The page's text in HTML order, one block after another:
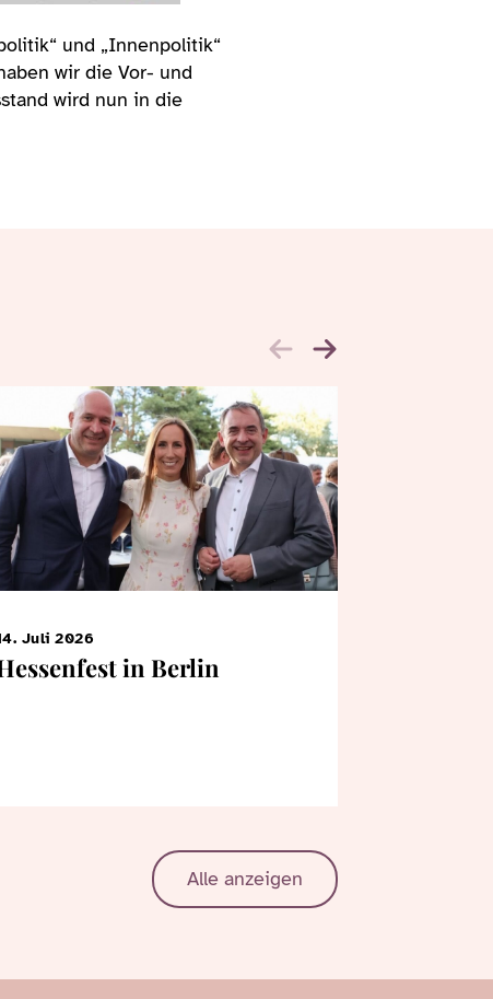
und „Innenpolitik“
wir die Vor- und
wird nun in die
Juli 2026
in Berlin
Alle anzeigen